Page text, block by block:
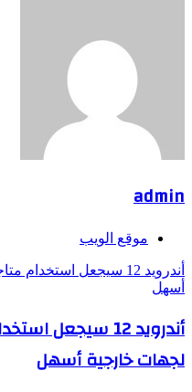
admin
موقع الويب
أندرويد 12 سيجعل
أسهل
أندرويد 12 سيجعل
لجهات خارجية أسهل